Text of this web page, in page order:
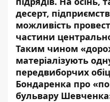
десерт,
можливість
частини
Таким чином
матеріалізують
передвиборчих
Бондаренка про
бульвару